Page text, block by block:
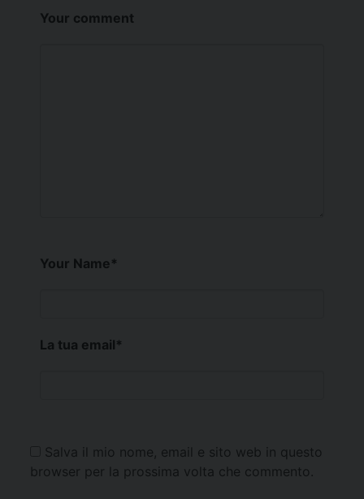
Your comment
Your Name*
La tua email*
Salva il mio nome, email e sito web in questo
browser per la prossima volta che commento.